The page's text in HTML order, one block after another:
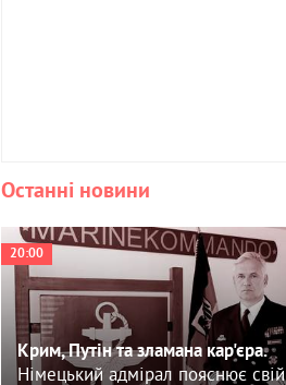
Останні новини
20:00
Крим, Путін та зламана кар'єра.
Німецький адмірал пояснює свій